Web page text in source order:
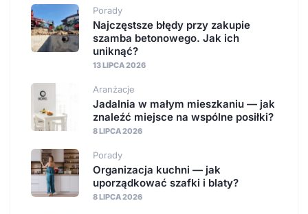
Porady
Najczęstsze błędy przy zakupie
szamba betonowego. Jak ich
uniknąć?
13 LIPCA 2026
Aranżacje
Jadalnia w małym mieszkaniu — jak
znaleźć miejsce na wspólne posiłki?
8 LIPCA 2026
Porady
Organizacja kuchni — jak
uporządkować szafki i blaty?
8 LIPCA 2026